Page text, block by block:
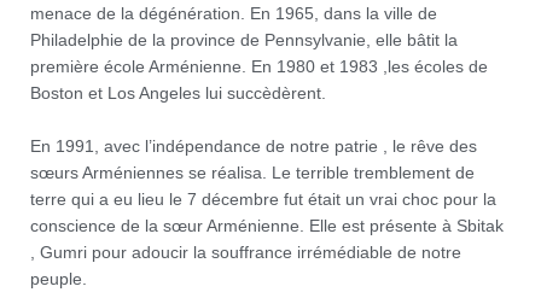
menace de la dégénération. En 1965, dans la ville de
Philadelphie de la province de Pennsylvanie, elle bâtit la
première école Arménienne. En 1980 et 1983 ,les écoles de
Boston et Los Angeles lui succèdèrent.
En 1991, avec l’indépendance de notre patrie , le rêve des
sœurs Arméniennes se réalisa. Le terrible tremblement de
terre qui a eu lieu le 7 décembre fut était un vrai choc pour la
conscience de la sœur Arménienne. Elle est présente à Sbitak
, Gumri pour adoucir la souffrance irrémédiable de notre
peuple.